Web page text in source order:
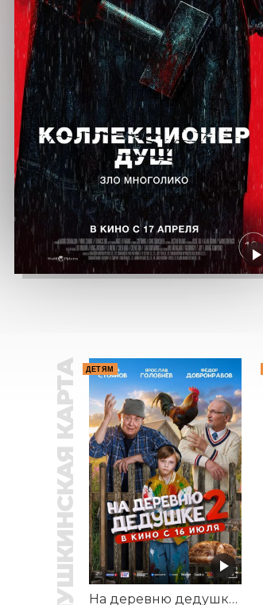
ПУШКИНСКАЯ КАРТА ДЕТЯМ
На деревню дедушке 2